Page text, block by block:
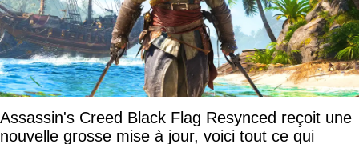
Assassin's Creed Black Flag Resynced reçoit une
nouvelle grosse mise à jour, voici tout ce qui